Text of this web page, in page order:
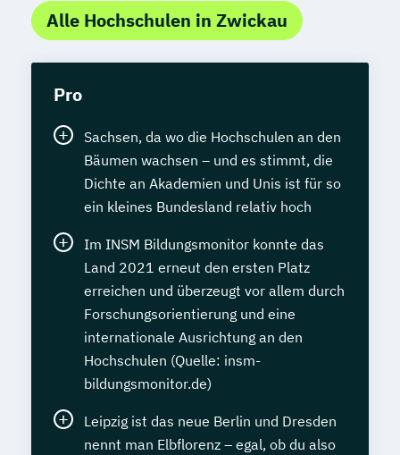
Alle Hochschulen in Zwickau
Pro
Sachsen, da wo die Hochschulen an den
Bäumen wachsen – und es stimmt, die
Dichte an Akademien und Unis ist für so
ein kleines Bundesland relativ hoch
Im INSM Bildungsmonitor konnte das
Land 2021 erneut den ersten Platz
erreichen und überzeugt vor allem durch
Forschungsorientierung und eine
internationale Ausrichtung an den
Hochschulen (Quelle: insm-
bildungsmonitor.de)
Leipzig ist das neue Berlin und Dresden
nennt man Elbflorenz – egal, ob du also